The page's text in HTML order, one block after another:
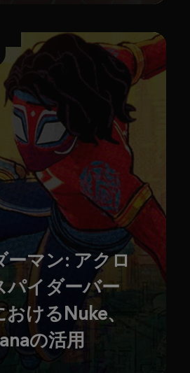
ーマン: アクロ
パイダーバー
けるNuke、
の活用